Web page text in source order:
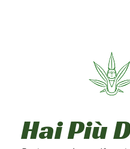
20g
200g
Hai Più